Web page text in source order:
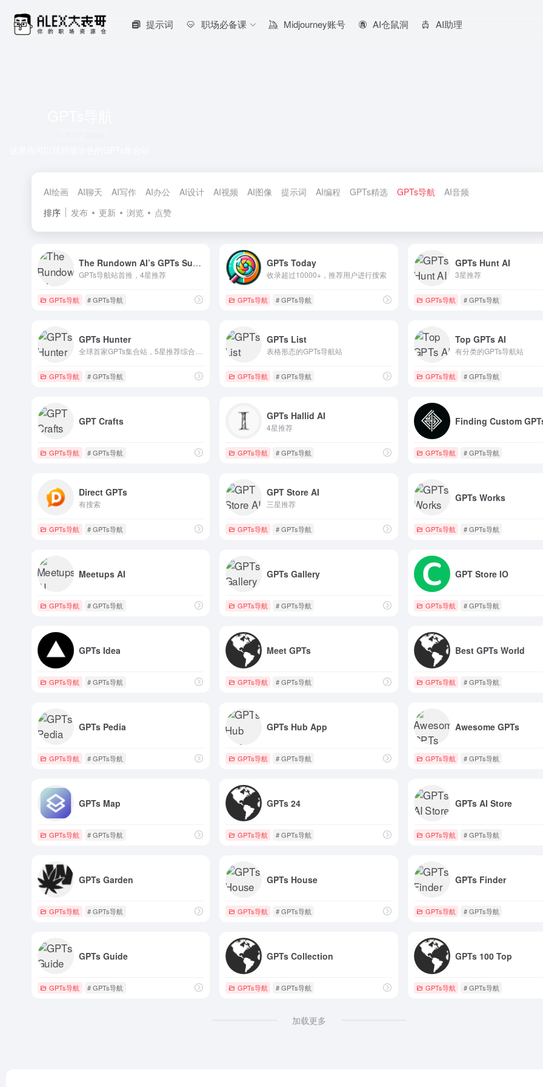
提示词 职场必备课 Midjourney账号 AI仓鼠洞 AI助理
AI绘画 AI聊天 AI写作 AI办公 AI设计 AI视频 AI图像 提示词 AI编程 GPTs精选 GPTs导航
AI音频
排序
发布 更新 浏览 点赞
The Rundown AI’s GPTs Super Tools
GPTs导航站首推，4星推荐
GPTs导航 # GPTs导航
GPTs Today
收录超过10000+，推荐用户进行搜索
GPTs导航 # GPTs导航
GPTs Hunt AI
3星推荐
GPTs导航 # GPTs导航
GPTs Hunter
GPTs导航 # GPTs导航
GPTs List
表格形态的GPTs导航站
GPTs导航 # GPTs导航
Top GPTs AI
有分类的GPTs导航站
GPTs导航 # GPTs导航
GPT Crafts
GPTs导航 # GPTs导航
GPTs Hallid AI
4星推荐
GPTs导航 # GPTs导航
Finding Custom
GPTs导航 # GPTs导航
Direct GPTs
有搜索
GPTs导航 # GPTs导航
GPT Store AI
三星推荐
GPTs导航 # GPTs导航
GPTs Works
GPTs导航 # GPTs导航
Meetups AI
GPTs导航 # GPTs导航
GPTs Gallery
GPTs导航 # GPTs导航
GPT Store IO
GPTs导航 # GPTs导航
GPTs Idea
GPTs导航 # GPTs导航
Meet GPTs
GPTs导航 # GPTs导航
Best GPTs World
GPTs导航 # GPTs导航
GPTs Pedia
GPTs导航 # GPTs导航
GPTs Hub App
GPTs导航 # GPTs导航
Awesome GPTs
GPTs导航 # GPTs导航
GPTs Map
GPTs导航 # GPTs导航
GPTs 24
GPTs导航 # GPTs导航
GPTs AI Store
GPTs导航 # GPTs导航
GPTs Garden
GPTs导航 # GPTs导航
GPTs House
GPTs导航 # GPTs导航
GPTs Finder
GPTs导航 # GPTs导航
GPTs Guide
GPTs导航 # GPTs导航
GPTs Collection
GPTs导航 # GPTs导航
GPTs 100 Top
GPTs导航 # GPTs导航
加载更多